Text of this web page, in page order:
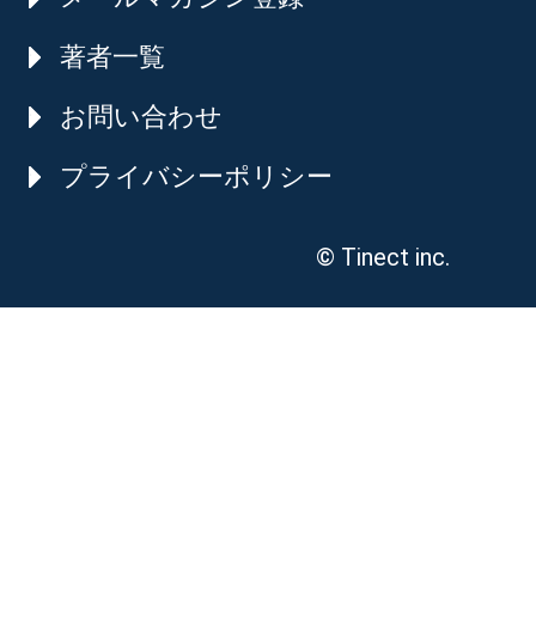
著者一覧
お問い合わせ
プライバシーポリシー
© Tinect inc.